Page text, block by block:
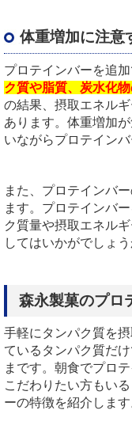
体重増加に注意
プロテインバーを追加
ク質や脂質、炭水化
の結果、摂取エネル
あります。体重増加が
いながらプロテイン
また、プロテインバ
ます。プロテインバ
ク質量や摂取エネル
してはいかがでしょう
森永製菓のプロ
手軽にタンパク質を
ているタンパク質だ
まです。朝食でプロ
こだわりたい方もい
ーの特徴を紹介します